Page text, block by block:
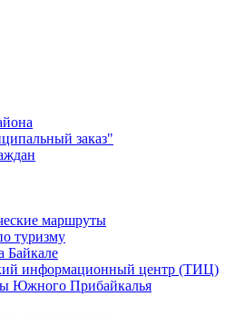
заказ"
маршруты
туризму
Байкале
информационный центр (ТИЦ)
Южного Прибайкалья